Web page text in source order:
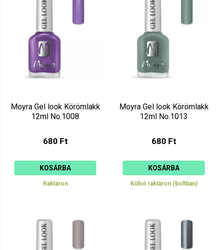
Moyra Gel look Körömlakk
12ml No.1008
680 Ft
KOSÁRBA
Raktáron
Moyra Gel look Körömlakk
12ml No.1013
680 Ft
KOSÁRBA
Külső raktáron (boltban)